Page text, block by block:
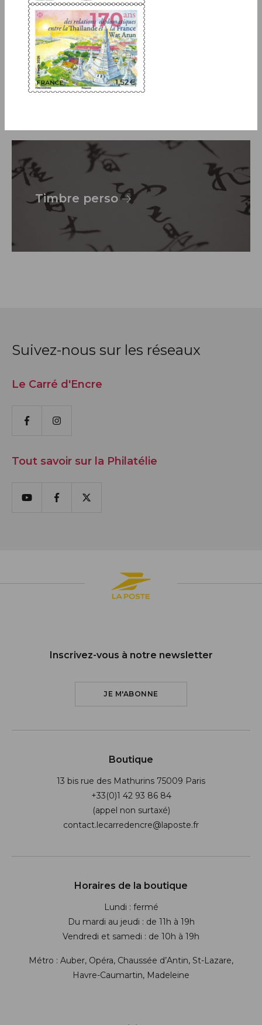
Art et écrit
Timbre perso
Suivez-nous sur les réseaux
Le Carré d'Encre
FacebookInstagram
Tout savoir sur la Philatélie
YoutubeFacebook
X
Inscrivez-vous à notre newsletter
JE M'ABONNE
Boutique
13 bis rue des Mathurins 75009 Paris
+33(0)1 42 93 86 84
(appel non surtaxé)
contact.lecarredencre@laposte.fr
Horaires de la boutique
Lundi : fermé
Du mardi au jeudi : de 11h à 19h
Vendredi et samedi : de 10h à 19h
Métro : Auber, Opéra, Chaussée d’Antin, St-Lazare,
Havre-Caumartin, Madeleine